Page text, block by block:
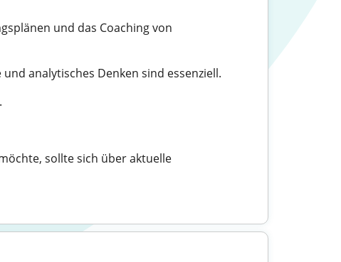
und das Coaching von
analytisches Denken sind essenziell.
sollte sich über aktuelle